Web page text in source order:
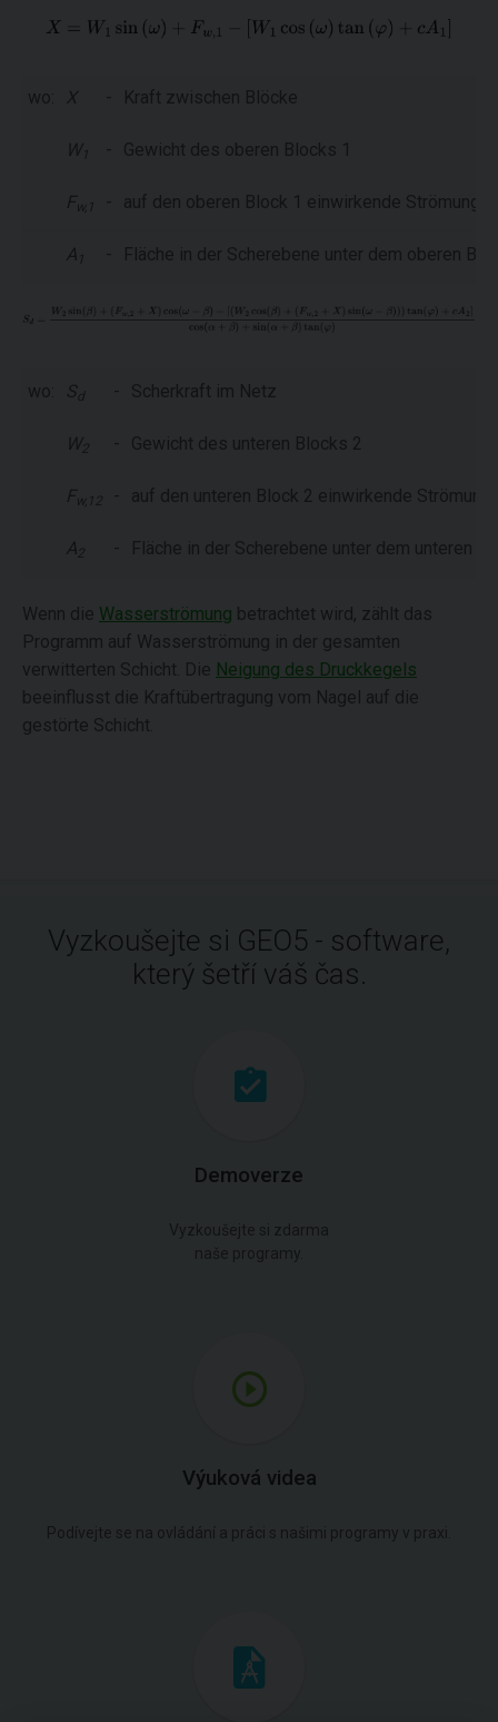
wo: X - Kraft zwischen Blöcke
W 1 - Gewicht des oberen Blocks 1
F w,1 - auf den oberen Block 1 einwirkende
A 1 - Fläche in der Scherebene unter dem oberen
wo: S d - Scherkraft im Netz
W2 - Gewicht des unteren Blocks 2
F w,12 - auf den unteren Block 2 einwirkende
A2 - Fläche in der Scherebene unter dem unteren
Wenn die Wasserströmung betrachtet wird, zählt das
Programm auf Wasserströmung in der gesamten
verwitterten Schicht. Die Neigung des Druckkegels
beeinflusst die Kraftübertragung vom Nagel auf die
gestörte Schicht.
Vyzkoušejte si GEO5 - software,
který šetří váš čas.
Demoverze
Vyzkoušejte si zdarma
naše programy.
Výuková videa
Podívejte se na ovládání a práci s našimi programy v praxi.